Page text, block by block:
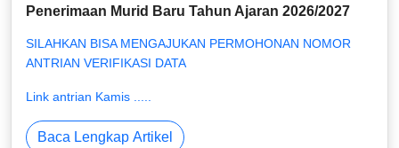
Penerimaan Murid Baru Tahun Ajaran 2026/2027
SILAHKAN BISA MENGAJUKAN PERMOHONAN NOMOR
ANTRIAN VERIFIKASI DATA
Link antrian Kamis .....
Baca Lengkap Artikel